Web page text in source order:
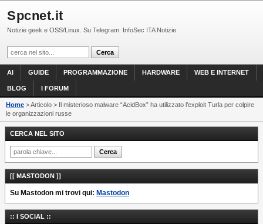
Spcnet.it
Notizie geek e OSS/Linux. Su Telegram: InfoSec ITA Notizie
AI GUIDE PROGRAMMAZIONE HARDWARE WEB E INTERNET
BLOG I FORUM
Home > Articolo > Il misterioso malware “AcidBox” ha utilizzato l’exploit Turla per colpire
le organizzazioni russe
CERCA NEL SITO
[[ MASTODON ]]
Su Mastodon mi trovi qui: Mastodon
:: I SOCIAL ::